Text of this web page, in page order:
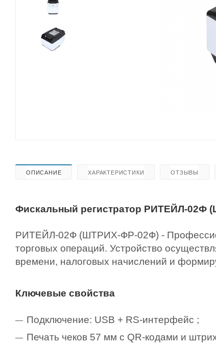
ОПИСАНИЕ ХАРАКТЕРИСТИКИ ОТЗЫВЫ
Фискальный регистратор РИТЕЙЛ-02Ф
РИТЕЙЛ-02Ф (ШТРИХ-ФР-02Ф) -
торговых операций. Устройство
времени, налоговых начислений и
Ключевые свойства
Подключение: USB + RS-интерфейс ;
Печать чеков 57 мм с QR-кодами и